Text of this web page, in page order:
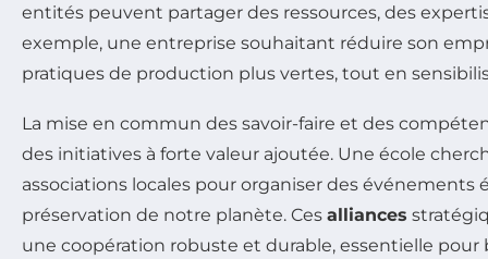
entités peuvent partager des ressources, des
exemple, une entreprise souhaitant réduire son
pratiques de production plus vertes, tout en
La mise en commun des savoir-faire et des
des initiatives à forte valeur ajoutée. Une école
associations locales pour organiser des
préservation de notre planète. Ces alliances
une coopération robuste et durable, essentielle